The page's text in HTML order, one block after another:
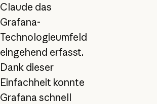
Claude das
Grafana-
Technologieumfeld
eingehend erfasst.
Dank dieser
Einfachheit konnte
Grafana schnell